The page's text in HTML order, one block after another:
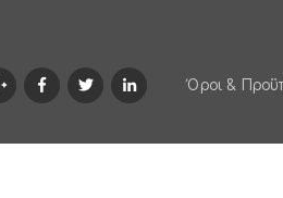
Όροι &